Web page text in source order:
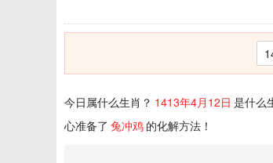
今日属什么生肖？ 1413年4月12日 是什么
心准备了 兔冲鸡 的化解方法！